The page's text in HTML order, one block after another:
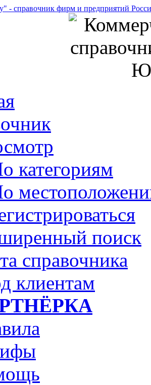
- справочник фирм и предприятий
категориям
поиск
справочника
клиентам